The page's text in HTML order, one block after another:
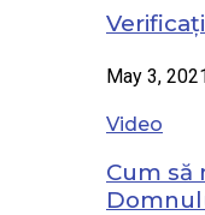
May 3,
Video
Cum să